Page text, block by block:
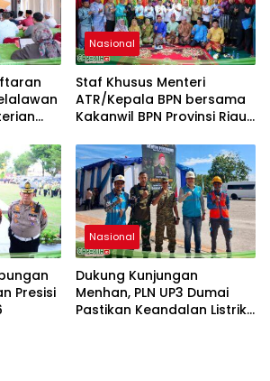
Nasional
Staf Khusus Menteri
ATR/Kepala BPN bersama
Kakanwil BPN Provinsi Riau
Pendaftaran Tanah Ulayat
Presisi
Nasional
Dukung Kunjungan
Menhan, PLN UP3 Dumai
Pastikan Keandalan Listrik